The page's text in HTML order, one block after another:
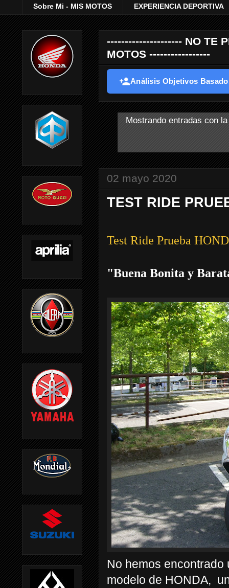
Sobre Mi - MIS MOTOS EXPERIENCIA DEPORTIVA
--------------------- NO TE
MOTOS -----------------
Análisis Objetivos
Mostrando entradas con
02 mayo 2020
TEST RIDE
Test Ride Prueba
"Buena Bonita y
No hemos encontrado
modelo de HONDA,